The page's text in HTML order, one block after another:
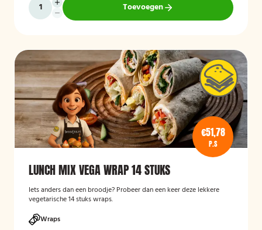
Toevoegen
€51,78
P.S
LUNCH MIX VEGA WRAP 14 STUKS
Iets anders dan een broodje? Probeer dan een keer deze lekkere
vegetarische 14 stuks wraps.
Wraps